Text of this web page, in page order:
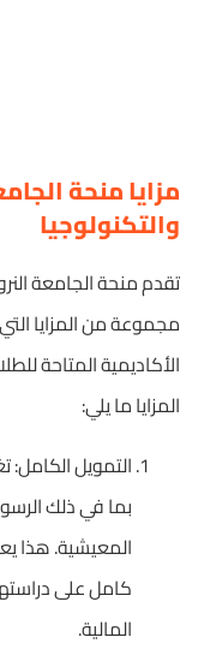
مزايا منحة
والتكنولوجيا
مجموعة من المزايا
الأكاديمية المتاحة
المزايا ما يلي:
التمويل
بما في ذلك
المعيشية. هذا
كامل على
المالية.